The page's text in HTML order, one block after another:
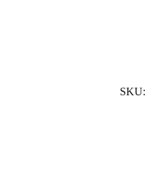
SKU: